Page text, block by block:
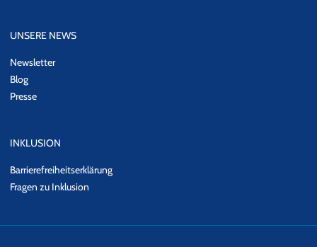
UNSERE NEWS
Newsletter
Blog
Presse
INKLUSION
Barrierefreiheitserklärung
Fragen zu Inklusion